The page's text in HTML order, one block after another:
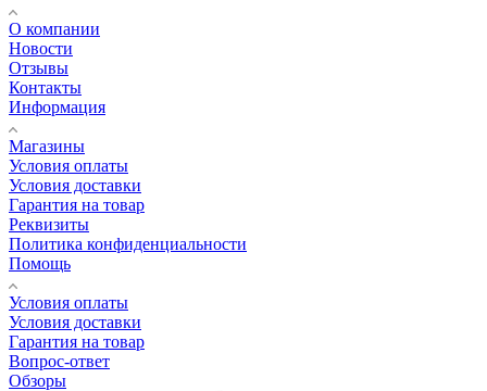
О компании
Новости
Отзывы
Контакты
Информация
Магазины
Условия оплаты
Условия доставки
Гарантия на товар
Реквизиты
Политика конфиденциальности
Помощь
Условия оплаты
Условия доставки
Гарантия на товар
Вопрос-ответ
Обзоры